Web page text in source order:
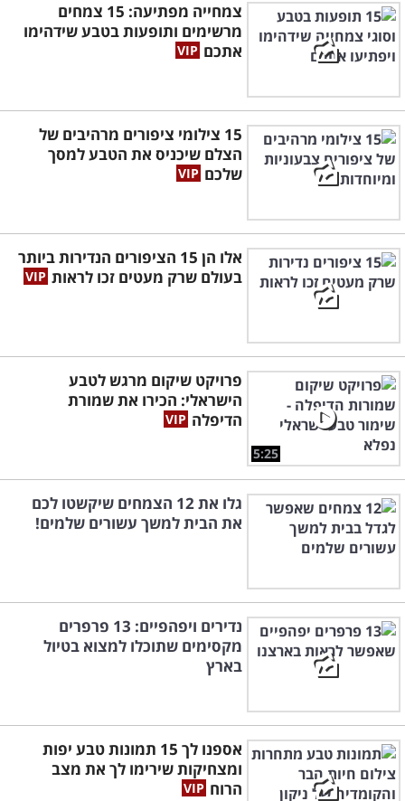
צמחייה מפתיעה: 15 צמחים
מרשימים ותופעות בטבע שידהימו
אתכם
15 צילומי ציפורים מרהיבים של
הצלם שיכניס את הטבע למסך
שלכם
אלו הן 15 הציפורים הנדירות ביותר
בעולם שרק מעטים זכו לראות
5:25
פרויקט שיקום מרגש לטבע
הישראלי: הכירו את שמורת
הדיפלה
גלו את 12 הצמחים שיקשטו לכם
את הבית למשך עשורים שלמים!
נדירים ויפהפיים: 13 פרפרים
מקסימים שתוכלו למצוא בטיול
בארץ
אספנו לך 15 תמונות טבע יפות
ומצחיקות שירימו לך את מצב
הרוח